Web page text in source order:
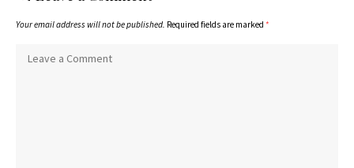
Your email address will not be published. Required fields are marked *